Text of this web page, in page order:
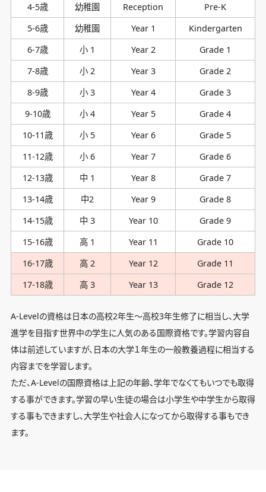
4-5歳
幼稚園 Reception
Pre-K
5-6歳
幼稚園 Year 1
Kindergarten
6-7歳
小 1 Year 2
Grade 1
7-8歳
小 2 Year 3
Grade 2
8-9歳
小 3 Year 4
Grade 3
9-10歳
小 4 Year 5
Grade 4
10-11歳
小 5 Year 6
Grade 5
11-12歳
小 6 Year 7
Grade 6
12-13歳
中 1 Year 8
Grade 7
13-14歳
中2 Year 9
Grade 8
14-15歳
中 3 Year 10
Grade 9
15-16歳
高 1 Year 11
Grade 10
16-17歳
高 2 Year 12
Grade 11
17-18歳
高 3 Year 13 Grade 12
A-Levelの資格は日本の高校2年生〜高校3年生修了に相当し、大学
進学を目指す世界中の学生に人気のある国際資格です。学習内容自
体は前述していますが、日本の大学１年生の一般教養過程に相当する
内容までを学習します。
ただ、A-Levelの国際資格は上記の年齢、学年でなくてもいつでも取得
する事ができます。学習の早い生徒の場合は小学生や中学生から取得
する事もできますし、大学生や社会人になってから取得する事もでき
ます。